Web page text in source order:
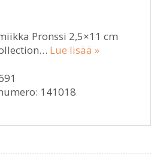
Pronssi 2,5×11 cm
Lue lisää »
141018